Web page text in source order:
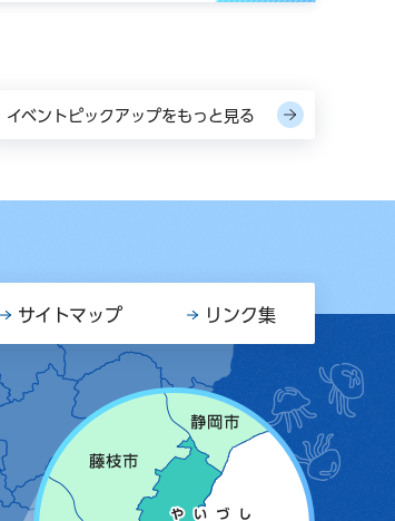
イベントピックアップをもっと見る
サイトマップ リンク集